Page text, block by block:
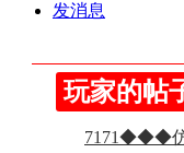
发消息
玩家的帖
112◆◆◆仿
7171◆◆◆